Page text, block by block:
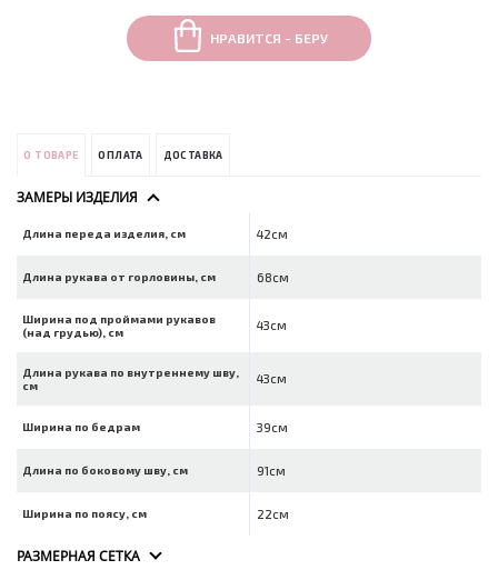
НРАВИТСЯ - БЕРУ
О ТОВАРЕ ОПЛАТА ДОСТАВКА
ЗАМЕРЫ ИЗДЕЛИЯ
Длина переда изделия, см 42см
Длина рукава от горловины, см 68см
Ширина под проймами рукавов
(над грудью), см
43см
Длина рукава по внутреннему шву,
см
43см
Ширина по бедрам 39см
Длина по боковому шву, см 91см
Ширина по поясу, см 22см
РАЗМЕРНАЯ СЕТКА